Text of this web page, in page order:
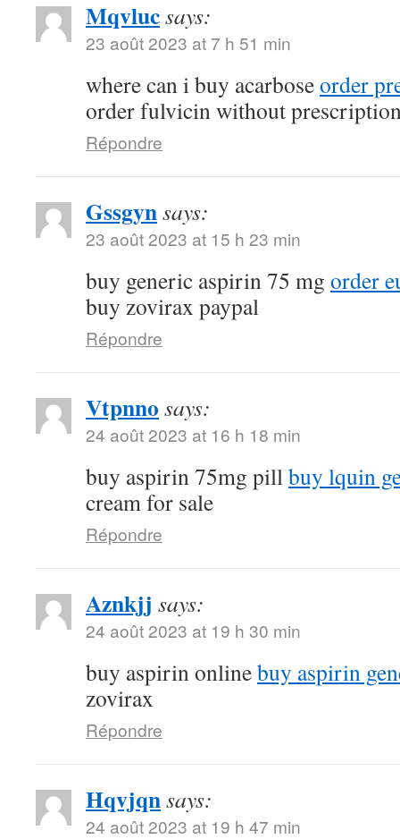
Mqvlucsays:
23 août 2023 at 7 h 51 min
where can i buy acarboseorder
order fulvicin without
Répondre
Gssgynsays:
23 août 2023 at 15 h 23 min
buy generic aspirin 75 mg order
buy zovirax paypal
Répondre
Vtpnno says:
24 août 2023 at 16 h 18 min
buy aspirin 75mg pillbuy lquin
cream for sale
Répondre
Aznkjj says:
24 août 2023 at 19 h 30 min
buy aspirin onlinebuy aspirin
zovirax
Répondre
Hqvjqnsays:
24 août 2023 at 19 h 47 min